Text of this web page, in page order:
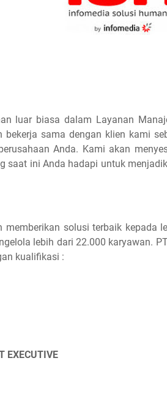
luar biasa dalam Layanan
bekerja sama dengan klien kami
Anda. Kami akan
saat ini Anda hadapi untuk
memberikan solusi terbaik kepada
lebih dari 22.000 karyawan.
kualifikasi :
EXECUTIVE